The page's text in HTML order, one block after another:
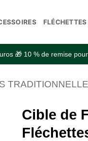
FLÉCHETTES
🎁 10 % de remise
TRADITIONNELLE
Cible de